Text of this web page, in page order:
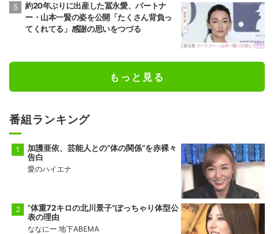
約20年ぶりに出産した冨永愛、パートナ
ー・山本一賢の姿を公開「たくさん背負っ
てくれてる」感謝の思いをつづる
もっと見る
番組ランキング
加護亜依、芸能人との“体の関係”を赤裸々
告白
愛のハイエナ
“体重72キロの北川景子”ぽっちゃり体型公
表の理由
ななにー 地下ABEMA